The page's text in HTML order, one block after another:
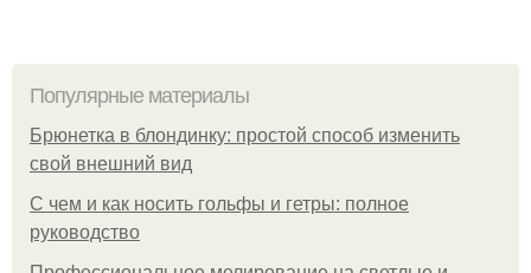
Популярные материалы
Брюнетка в блондинку: простой способ изменить
свой внешний вид
С чем и как носить гольфы и гетры: полное
руководство